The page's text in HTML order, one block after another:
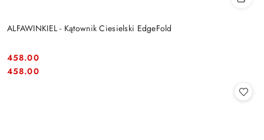
ALFAWINKIEL - Kątownik Ciesielski EdgeFold
Cena:
458.00
Cena:
458.00